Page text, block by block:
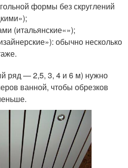
формы без скруглений
(итальянские«»);
обычно несколько
ряд — 2,5, 3, 4 и 6 м) нужно
ванной, чтобы обрезков